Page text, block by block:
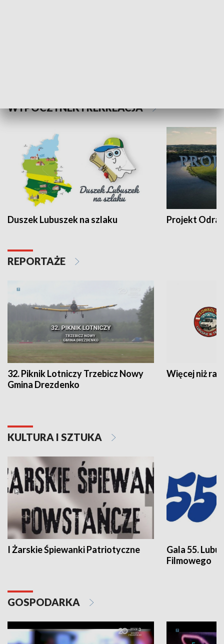
WYPOCZYNEK I REKREACJA
Duszek Lubuszek na szlaku Projekt Odra
REPORTAŻE
32. Piknik Lotniczy Trzebicz Nowy
Gmina Drezdenko
Więcej niż rajd
KULTURA I SZTUKA
I Żarskie Śpiewanki Patriotyczne
Gala 55.
Filmowego
GOSPODARKA